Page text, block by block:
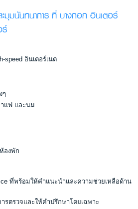
มุมนันทนาการ ที่ บางกอก อินเตอร์
speed อินเตอร์เนต
ๆ
แฟ และนม
องพัก
ที่พร้อมให้คำแนะนำและความช่วยเหลือด้าน
ตรวจและให้คำปรึกษาโดยเฉพาะ